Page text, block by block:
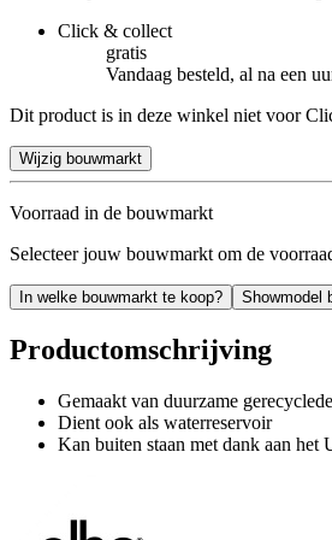
Click & collect
gratis
Vandaag besteld, al na een
Dit product is in deze winkel niet voor
Wijzig bouwmarkt
Voorraad in de bouwmarkt
Selecteer jouw bouwmarkt om de
In welke bouwmarkt te koop? Showmodel
Productomschrijving
Gemaakt van duurzame
Dient ook als waterreservoir
Kan buiten staan met dank aan het